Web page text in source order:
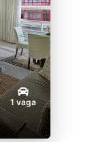
1 vaga